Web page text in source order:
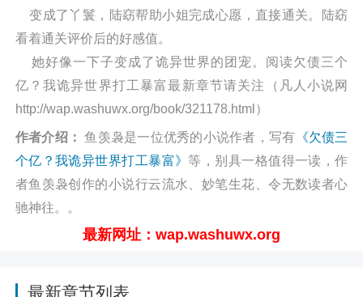
变成了丫鬟，陆窈帮助小姐完成心愿，直接通关。陆窈
看着通关评价后的好感值。
她好像一下子变成了诡异世界的团宠。阅读欠债三个
亿？我诡异世界打工暴富最新章节请关注（凡人小说网
http://wap.washuwx.org/book/321178.html）
作者介绍： 鱼羡袅是一位优秀的小说作者，写有 《欠债三
个亿？我诡异世界打工暴富》 等，别具一格值得一读，作
者鱼羡袅创作的小说行云流水、妙笔生花、令无数读者心
驰神往。。
最新网址：wap.washuwx.org
最新章节列表